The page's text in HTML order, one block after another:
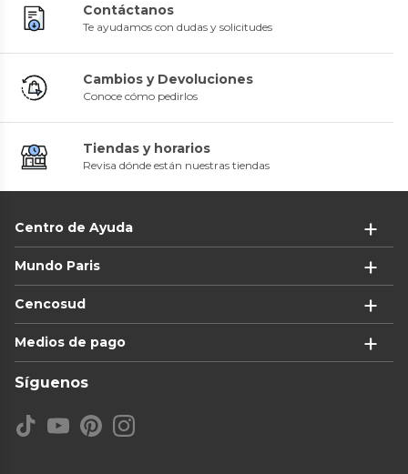
Contáctanos
Te ayudamos con dudas y solicitudes
Cambios y Devoluciones
Conoce cómo pedirlos
Tiendas y horarios
Revisa dónde están nuestras tiendas
Centro de Ayuda
Mundo Paris
Cencosud
Medios de pago
Síguenos